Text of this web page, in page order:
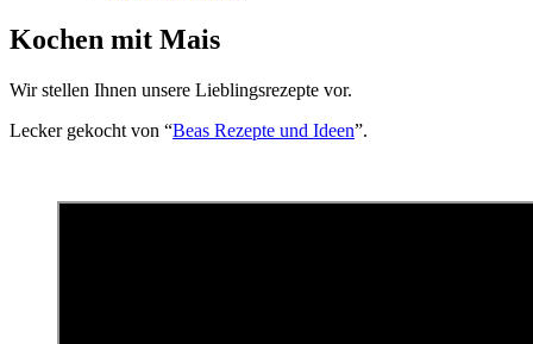
Kochen mit Mais
Wir stellen Ihnen unsere Lieblingsrezepte vor.
Lecker gekocht von “Beas Rezepte und Ideen”.